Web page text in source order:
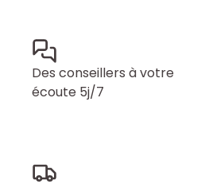
Des conseillers à votre
écoute 5j/7